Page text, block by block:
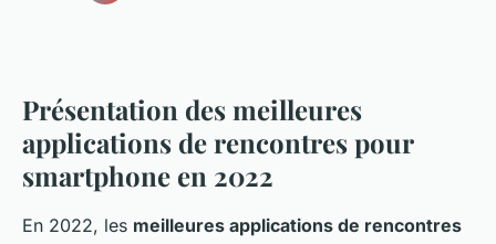
Présentation des meilleures
applications de rencontres pour
smartphone en 2022
En 2022, les meilleures applications de rencontres